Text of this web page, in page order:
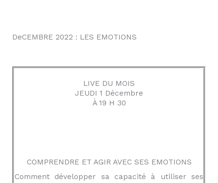
DeCEMBRE 2022 : LES EMOTIONS
LIVE DU MOIS
JEUDI 1 Décembre
À 19 H 30
COMPRENDRE ET AGIR AVEC SES EMOTIONS
Comment développer sa capacité à utiliser ses